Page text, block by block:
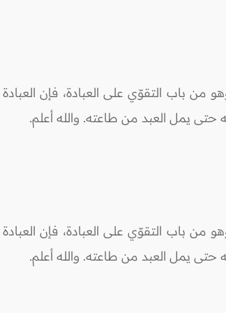
باب التقوّي على العبادة، فإن
يمل العبد من طاعته. والله أعلم.
باب التقوّي على العبادة، فإن
يمل العبد من طاعته. والله أعلم.